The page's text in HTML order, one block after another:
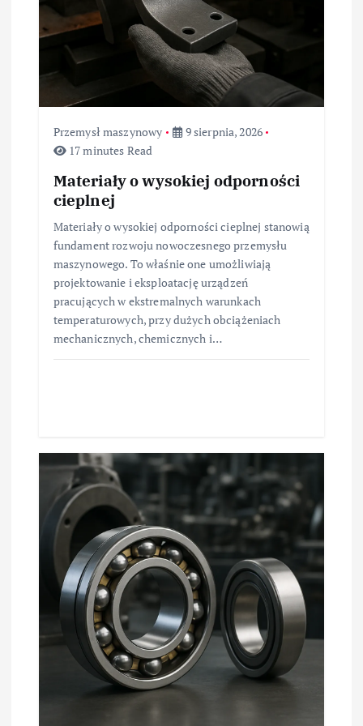
s
u
Przemysł maszynowy
9 sierpnia, 2026
17 minutes Read
Materiały o wysokiej odporności
cieplnej
Materiały o wysokiej odporności cieplnej stanowią
fundament rozwoju nowoczesnego przemysłu
maszynowego. To właśnie one umożliwiają
projektowanie i eksploatację urządzeń
pracujących w ekstremalnych warunkach
temperaturowych, przy dużych obciążeniach
mechanicznych, chemicznych i…